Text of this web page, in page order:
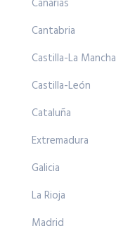
Canarias
Cantabria
Castilla-La Mancha
Castilla-León
Cataluña
Extremadura
Galicia
La Rioja
Madrid